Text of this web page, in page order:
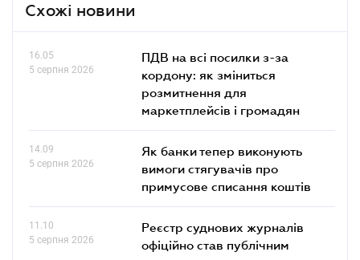
Схожі новини
16.05
5 серпня 2026
ПДВ на всі посилки з-за
кордону: як зміниться
розмитнення для
маркетплейсів і громадян
14.09
5 серпня 2026
Як банки тепер виконують
вимоги стягувачів про
примусове списання коштів
11.10
5 серпня 2026
Реєстр суднових журналів
офіційно став публічним